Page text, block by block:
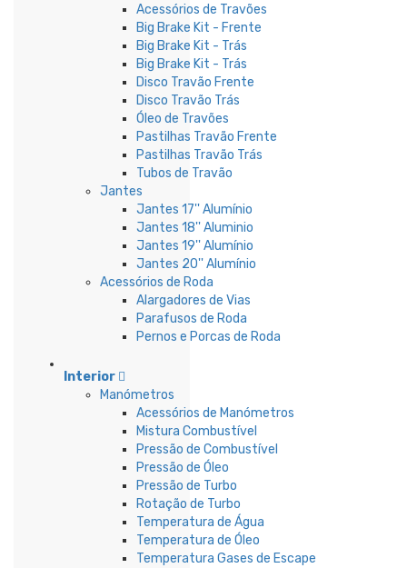
Acessórios de Travões
Big Brake Kit - Frente
Big Brake Kit - Trás
Big Brake Kit - Trás
Disco Travão Frente
Disco Travão Trás
Óleo de Travões
Pastilhas Travão Frente
Pastilhas Travão Trás
Tubos de Travão
Jantes
Jantes 17'' Alumínio
Jantes 18'' Aluminio
Jantes 19'' Alumínio
Jantes 20'' Alumínio
Acessórios de Roda
Alargadores de Vias
Parafusos de Roda
Pernos e Porcas de Roda
Interior
Manómetros
Acessórios de Manómetros
Mistura Combustível
Pressão de Combustível
Pressão de Óleo
Pressão de Turbo
Rotação de Turbo
Temperatura de Água
Temperatura de Óleo
Temperatura Gases de Escape